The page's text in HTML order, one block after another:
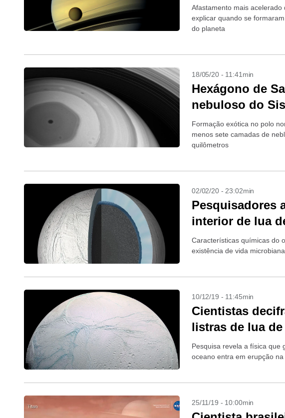
Afastamento mais
explicar quando se
do planeta
18/05/20 - 11:41min
Hexágono de
nebuloso do
Formação exótica no polo
menos sete camadas de
quilômetros
02/02/20 - 23:02min
Pesquisadores
interior de lua
Características químicas do
existência de vida microbiana
10/12/19 - 11:45min
Cientistas
listras de lua
Pesquisa revela a física que
oceano entra em erupção
25/11/19 - 10:00min